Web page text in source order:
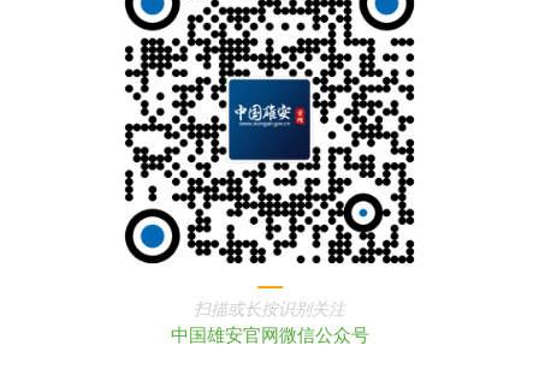
扫描或长按识别关注
中国雄安官网微信公众号